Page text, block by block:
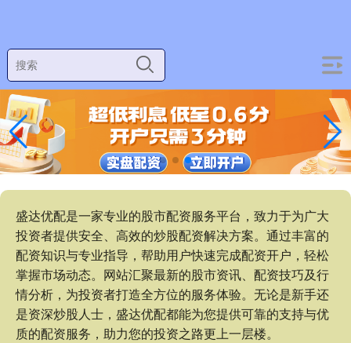
盛达优配是一家专业的股市配资服务平台，致力于为广大
投资者提供安全、高效的炒股配资解决方案。通过丰富的
配资知识与专业指导，帮助用户快速完成配资开户，轻松
掌握市场动态。网站汇聚最新的股市资讯、配资技巧及行
情分析，为投资者打造全方位的服务体验。无论是新手还
是资深炒股人士，盛达优配都能为您提供可靠的支持与优
质的配资服务，助力您的投资之路更上一层楼。